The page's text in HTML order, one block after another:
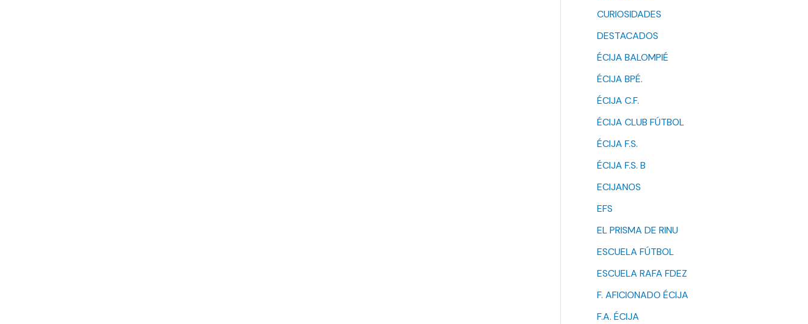
CURIOSIDADES
DESTACADOS
ÉCIJA BALOMPIÉ
ÉCIJA BPÉ.
ÉCIJA C.F.
ÉCIJA CLUB FÚTBOL
ÉCIJA F.S.
ÉCIJA F.S. B
ECIJANOS
EFS
EL PRISMA DE RINU
ESCUELA FÚTBOL
ESCUELA RAFA FDEZ
F. AFICIONADO ÉCIJA
F.A. ÉCIJA